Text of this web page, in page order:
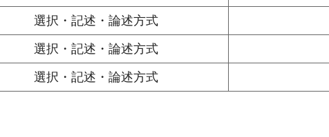
選択・記述・論述方式
選択・記述・論述方式
選択・記述・論述方式